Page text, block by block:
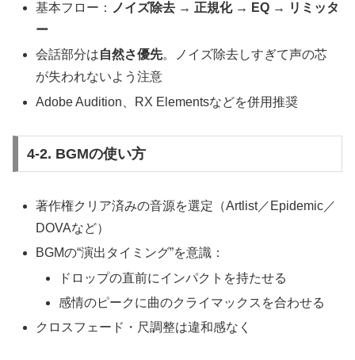
基本フロー：
ノイズ除去 → 正規化 → EQ → リミッタ
ー
会話部分は自然さ優先。ノイズ除去しすぎて声の芯
が失われないよう注意
Adobe Audition、RX Elementsなどを併用推奨
4-2. BGMの使い方
著作権クリア済みの音源を選定（Artlist／Epidemic／
DOVAなど）
BGMの“演出タイミング”を意識：
ドロップの直前にインパクトを持たせる
感情のピークに曲のクライマックスを合わせる
クロスフェード・尺調整は違和感なく